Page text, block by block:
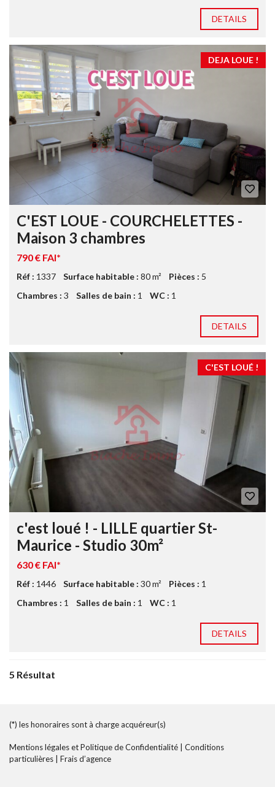
DETAILS
DEJA LOUE !
C'EST LOUE - COURCHELETTES -
Maison 3 chambres
790 € FAI*
Réf : 1337 Surface habitable : 80 m² Pièces : 5
Chambres : 3 Salles de bain : 1 WC : 1
DETAILS
C'EST LOUÉ !
c'est loué ! - LILLE quartier St-
Maurice - Studio 30m²
630 € FAI*
Réf : 1446 Surface habitable : 30 m² Pièces : 1
Chambres : 1 Salles de bain : 1 WC : 1
DETAILS
5 Résultat
(*) les honoraires sont à charge acquéreur(s)
Mentions légales et Politique de Confidentialité
Conditions
particulières
Frais d’agence